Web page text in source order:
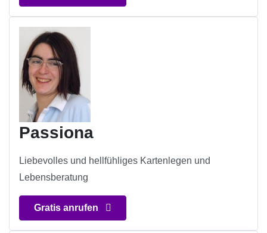
Passiona
Liebevolles und hellfühliges Kartenlegen und
Lebensberatung
Gratis anrufen